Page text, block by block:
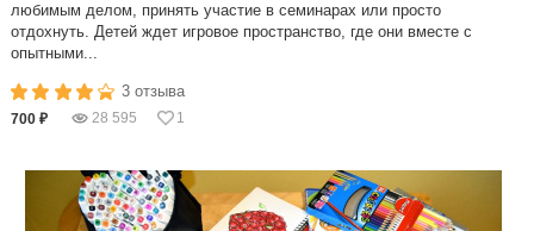
любимым делом, принять участие в семинарах или просто
отдохнуть. Детей ждет игровое пространство, где они вместе с
опытными...
3 отзыва
700 ₽ 28 595 1